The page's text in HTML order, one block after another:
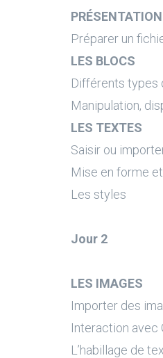
Préparer un
LES BLOCS
Différents types
Manipulation,
LES TEXTES
Saisir ou
Mise en forme
Les styles
Jour 2
LES IMAGES
Importer des
Interaction avec
L’habillage de